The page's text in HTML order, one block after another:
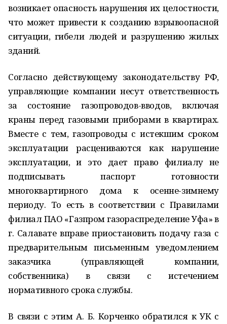
возникает опасность нарушения их целостности,
что может привести к созданию взрывоопасной
ситуации, гибели людей и разрушению жилых
зданий.
Согласно действующему законодательству РФ,
управляющие компании несут ответственность
за состояние газопроводов-вводов, включая
краны перед газовыми приборами в квартирах.
Вместе с тем, газопроводы с истекшим сроком
эксплуатации расцениваются как нарушение
эксплуатации, и это дает право филиалу не
подписывать паспорт готовности
многоквартирного дома к осенне-зимнему
периоду. То есть в соответствии с Правилами
филиал ПАО «Газпром газораспределение Уфа» в
г. Салавате вправе приостановить подачу газа с
предварительным письменным уведомлением
заказчика (управляющей компании,
собственника) в связи с истечением
нормативного срока службы.
В связи с этим А. Б. Корченко обратился к УК с